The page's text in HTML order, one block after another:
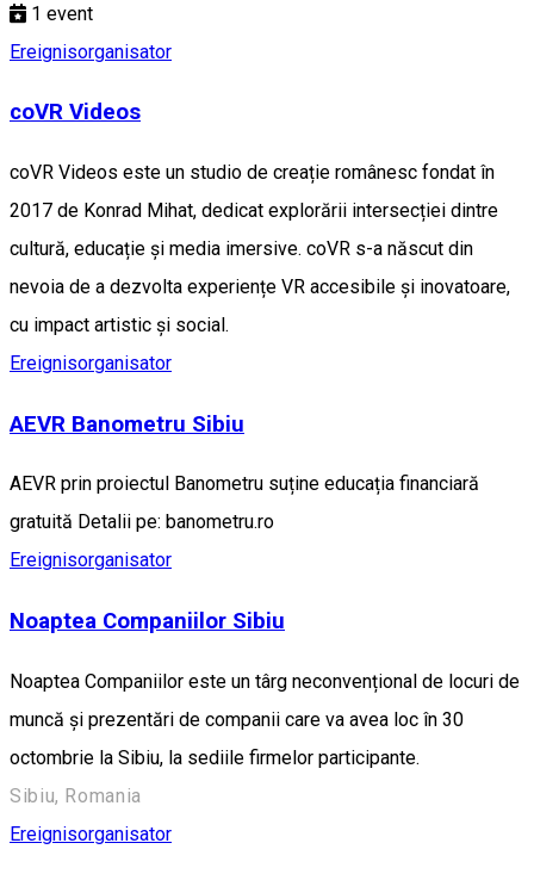
1 event
Ereignisorganisator
coVR Videos
coVR Videos este un studio de creație românesc fondat în
2017 de Konrad Mihat, dedicat explorării intersecției dintre
cultură, educație și media imersive. coVR s-a născut din
nevoia de a dezvolta experiențe VR accesibile și inovatoare,
cu impact artistic și social.
Ereignisorganisator
AEVR Banometru Sibiu
AEVR prin proiectul Banometru suține educația financiară
gratuită Detalii pe: banometru.ro
Ereignisorganisator
Noaptea Companiilor Sibiu
Noaptea Companiilor este un târg neconvențional de locuri de
muncă și prezentări de companii care va avea loc în 30
octombrie la Sibiu, la sediile firmelor participante.
Sibiu, Romania
Ereignisorganisator